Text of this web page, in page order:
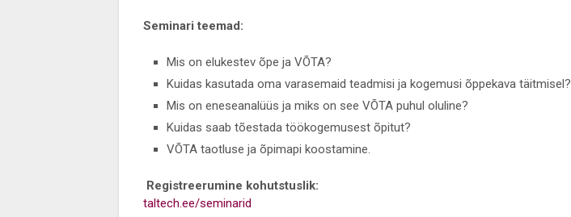
Seminari teemad:
Mis on elukestev õpe ja VÕTA?
Kuidas kasutada oma varasemaid teadmisi ja kogemusi õppekava täitmisel?
Mis on eneseanalüüs ja miks on see VÕTA puhul oluline?
Kuidas saab tõestada töökogemusest õpitut?
VÕTA taotluse ja õpimapi koostamine.
Registreerumine kohutstuslik:
taltech.ee/seminarid